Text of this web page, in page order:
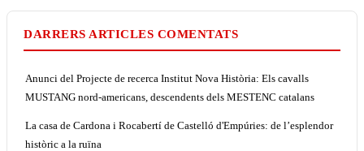
DARRERS ARTICLES COMENTATS
Anunci del Projecte de recerca Institut Nova Història: Els cavalls
MUSTANG nord-americans, descendents dels MESTENC catalans
La casa de Cardona i Rocabertí de Castelló d'Empúries: de l’esplendor
històric a la ruïna